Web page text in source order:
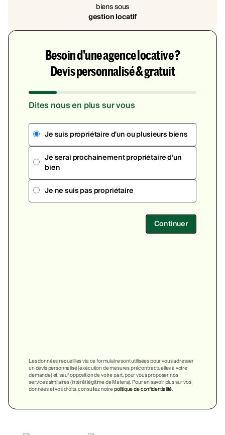
biens sous
gestion locatif
Besoin d'une agence locative ?
Devis personnalisé & gratuit
Dites nous en plus sur vous
Je suis propriétaire d'un ou plusieurs biens
Je serai prochainement propriétaire d’un
bien
Je ne suis pas propriétaire
Continuer
Les données recueillies via ce formulaire sont utilisées pour vous adresser
un devis personnalisé (exécution de mesures précontractuelles à votre
demande) et, sauf opposition de votre part, pour vous proposer nos
services similaires (intérêt légitime de Matera). Pour en savoir plus sur vos
données et vos droits, consultez notrepolitique de confidentialité.